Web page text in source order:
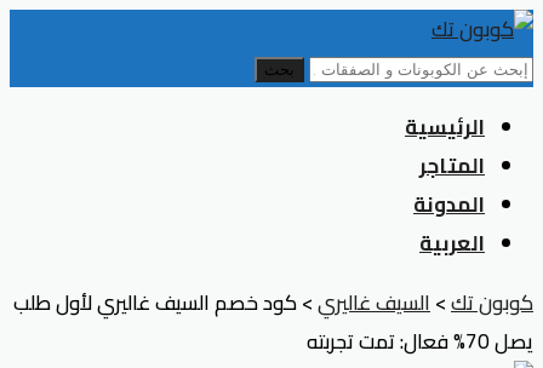
بحث
Skip
content
الرئيسية
المتاجر
المدونة
العربية
كوبون تك>السيف غاليري>كود خصم السيف غاليري لأول طلب
يصل 70% فعال: تمت تجربته